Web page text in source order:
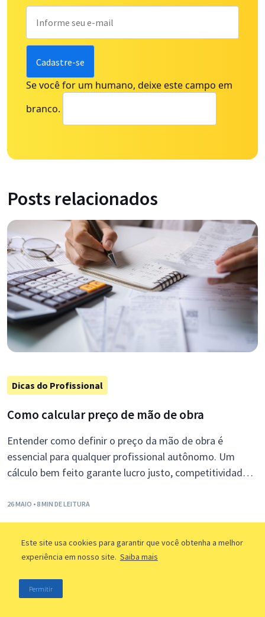
Este site usa cookies para garantir que você obtenha a melhor
experiência em nosso site. Saiba mais
Permitir
Se você for um humano, deixe este campo em
branco.
Posts relacionados
Dicas do Profissional
Como calcular preço de mão de obra
Entender como definir o preço da mão de obra é
essencial para qualquer profissional autônomo. Um
cálculo bem feito garante lucro justo, competitividade e
26 MAIO • 8 MIN DE LEITURA